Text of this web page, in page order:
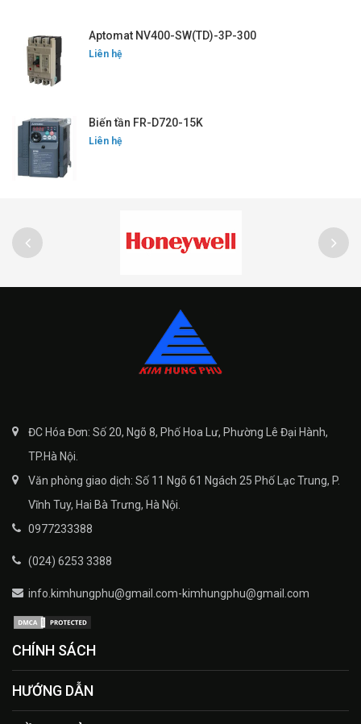
Aptomat NV400-SW(TD)-3P-300
Liên hệ
Biến tần FR-D720-15K
Liên hệ
ĐC Hóa Đơn: Số 20, Ngõ 8, Phố Hoa Lư, Phường Lê Đại Hành,
TP.Hà Nội.
Văn phòng giao dịch: Số 11 Ngõ 61 Ngách 25 Phố Lạc Trung, P.
Vĩnh Tuy, Hai Bà Trưng, Hà Nội.
0977233388
(024) 6253 3388
info.kimhungphu@gmail.com-kimhungphu@gmail.com
CHÍNH SÁCH
HƯỚNG DẪN